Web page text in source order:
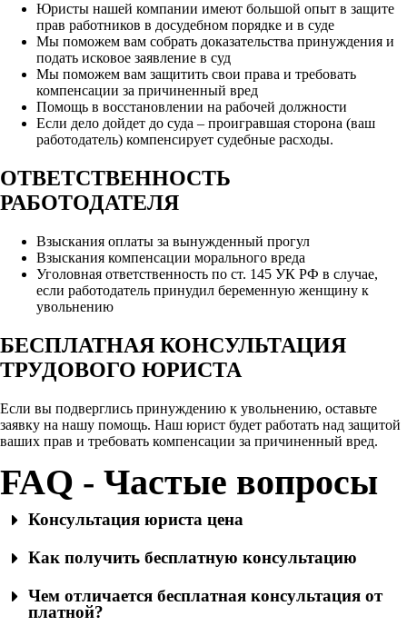
Юристы нашей компании имеют большой опыт в защите
прав работников в досудебном порядке и в суде
Мы поможем вам собрать доказательства принуждения и
подать исковое заявление в суд
Мы поможем вам защитить свои права и требовать
компенсации за причиненный вред
Помощь в восстановлении на рабочей должности
Если дело дойдет до суда – проигравшая сторона (ваш
работодатель) компенсирует судебные расходы.
ОТВЕТСТВЕННОСТЬ
РАБОТОДАТЕЛЯ
Взыскания оплаты за вынужденный прогул
Взыскания компенсации морального вреда
Уголовная ответственность по ст. 145 УК РФ в случае,
если работодатель принудил беременную женщину к
увольнению
БЕСПЛАТНАЯ КОНСУЛЬТАЦИЯ
ТРУДОВОГО ЮРИСТА
Если вы подверглись принуждению к увольнению, оставьте
заявку на нашу помощь. Наш юрист будет работать над защитой
ваших прав и требовать компенсации за причиненный вред.
FAQ - Частые вопросы
Консультация юриста цена
Как получить бесплатную консультацию
Чем отличается бесплатная консультация от
платной?